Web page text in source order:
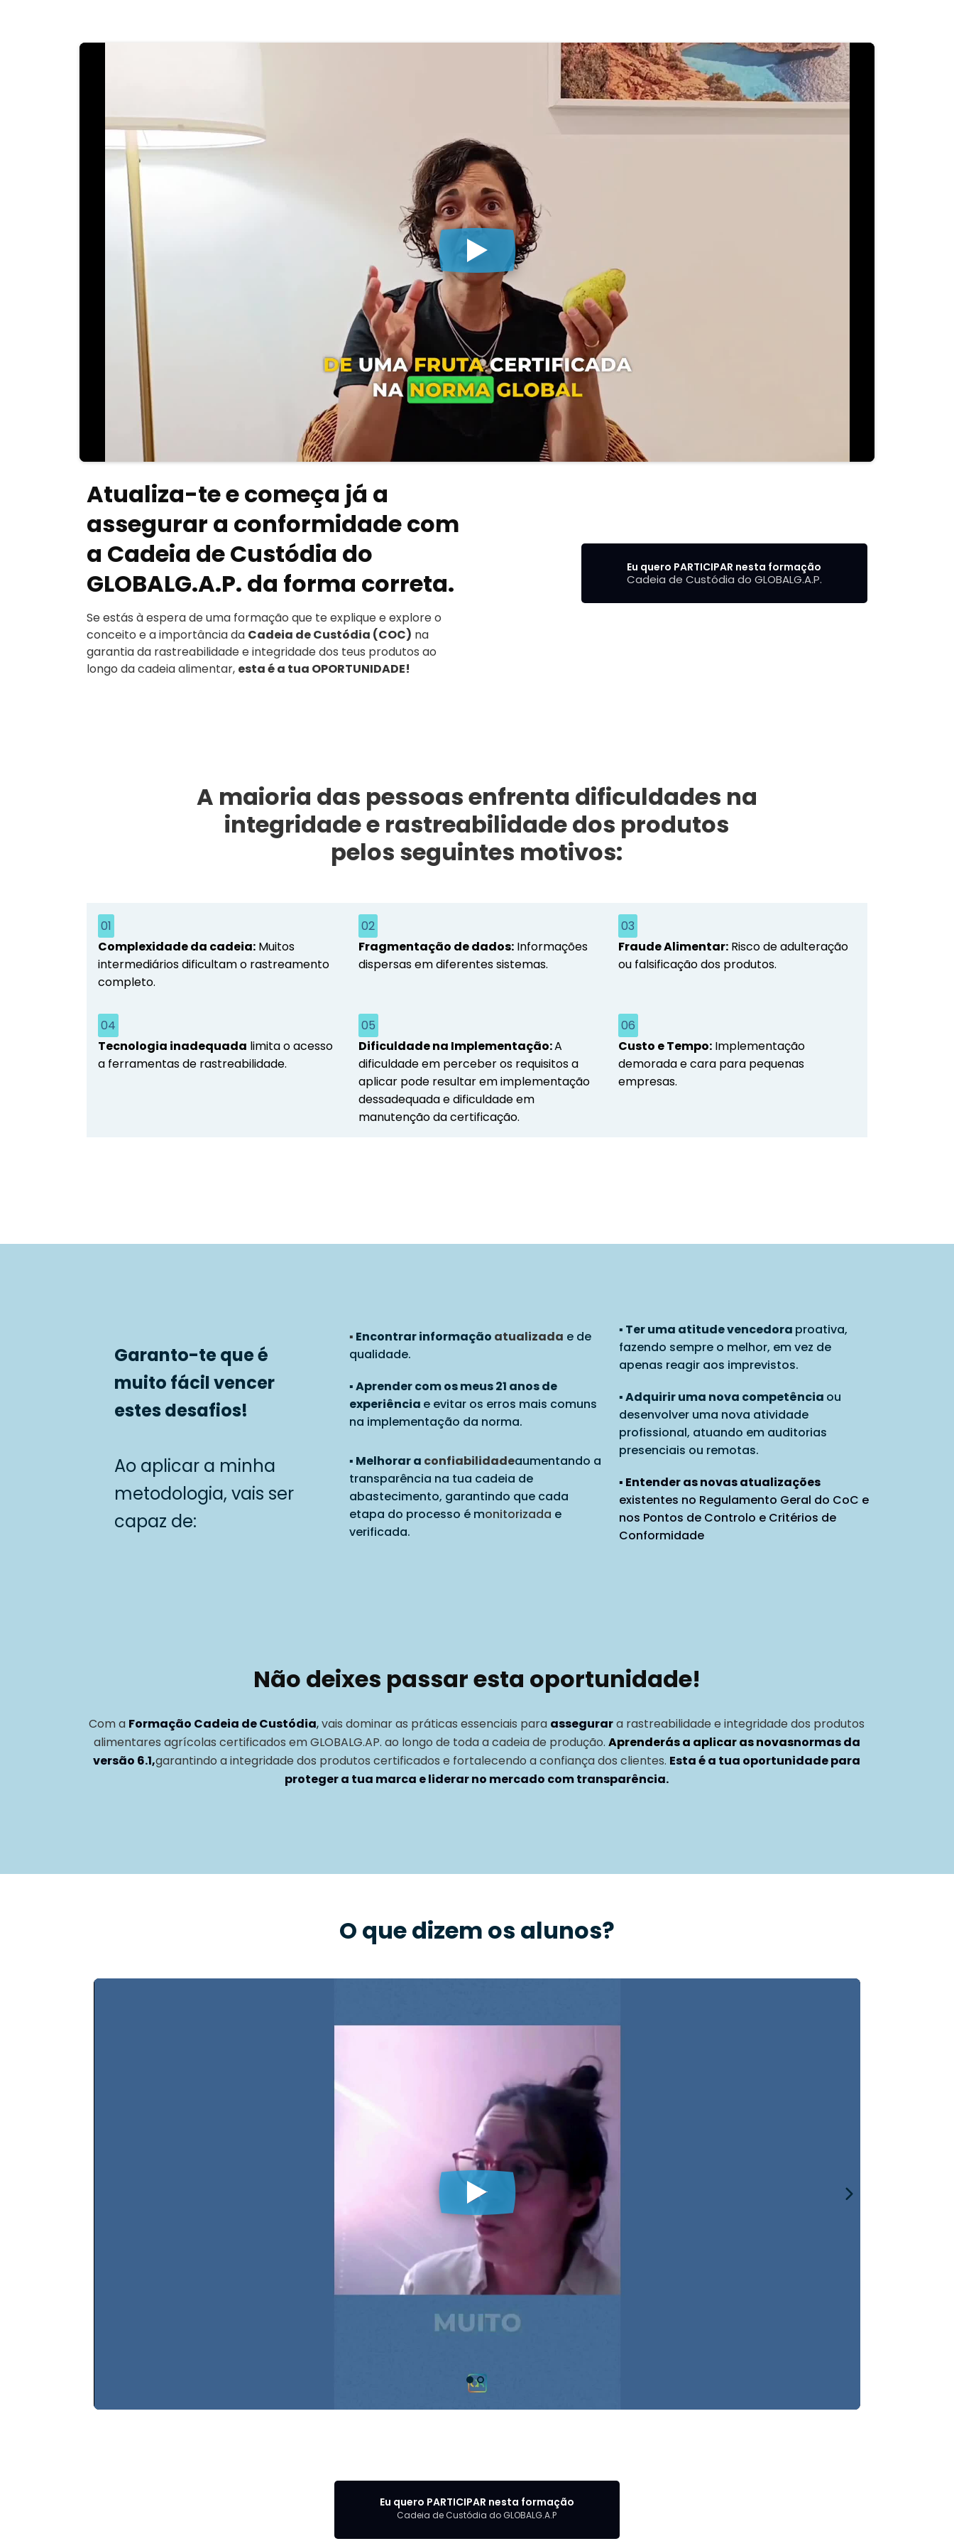
Atualiza-te e começa já a
assegurar a conformidade com
a Cadeia de Custódia do
GLOBALG.A.P. da forma correta.
Se estás à espera de uma formação que te explique e explore o
conceito e a importância da Cadeia de Custódia (COC) na
garantia da rastreabilidade e integridade dos teus produtos ao
longo da cadeia alimentar, esta é a tua OPORTUNIDADE!
Eu quero PARTICIPAR nesta formação
Cadeia de Custódia do GLOBALG.A.P.
A maioria das pessoas enfrenta dificuldades na
integridade e rastreabilidade dos produtos
pelos seguintes motivos:
01
Complexidade da cadeia: Muitos
intermediários dificultam o rastreamento
completo.
02
Fragmentação de dados:Informações
dispersas em diferentes sistemas.
03
Fraude Alimentar: Risco de adulteração
ou falsificação dos produtos.
04
Tecnologia inadequada limita o acesso
a ferramentas de rastreabilidade.
05
Dificuldade na Implementação:A
dificuldade em perceber os requisitos a
aplicar pode resultar em implementação
dessadequada e dificuldade em
manutenção da certificação.
06
Custo e Tempo: Implementação
demorada e cara para pequenas
empresas.
Garanto-te que é
muito fácil vencer
estes desafios!
Ao aplicar a minha
metodologia, vais ser
capaz de:
▪️ Encontrar informação atualizada e de
qualidade.
▪️ Aprender com os meus 21 anos de
experiência e evitar os erros mais comuns
na implementação da norma.
▪️ Melhorar a confiabilidadeaumentando a
transparência na tua cadeia de
abastecimento, garantindo que cada
etapa do processo é monitorizada e
verificada.
▪️ Ter uma atitude vencedora proativa,
fazendo sempre o melhor, em vez de
apenas reagir aos imprevistos.
▪️ Adquirir uma nova competência ou
desenvolver uma nova atividade
profissional, atuando em auditorias
presenciais ou remotas.
▪️ Entender as novas atualizações
existentes no Regulamento Geral do CoC e
nos Pontos de Controlo e Critérios de
Conformidade
Não deixes passar esta oportunidade!
Com a Formação Cadeia de Custódia,vais dominar as práticas essenciais para assegurara rastreabilidade e integridade dos produtos
alimentares agrícolas certificados em GLOBALG.AP. ao longo de toda a cadeia de produção. Aprenderás a aplicar as novasnormas da
versão 6.1,garantindo a integridade dos produtos certificados e fortalecendo a confiança dos clientes. Esta é a tua oportunidade para
proteger a tua marca e liderar no mercado com transparência.
O que dizem os alunos?
Eu quero PARTICIPAR nesta formação
Cadeia de Custódia do GLOBALG.A.P